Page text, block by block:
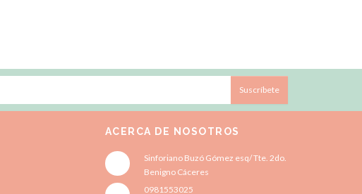
Suscríbete
ACERCA DE NOSOTROS
Sinforiano Buzó Gómez esq/ Tte. 2do.
Benigno Cáceres
0981553025